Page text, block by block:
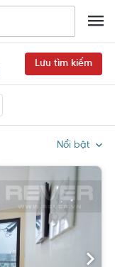
Lưu tìm kiếm
Nổi bật